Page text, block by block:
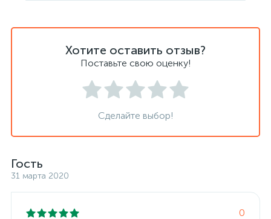
Хотите оставить отзыв?
Поставьте свою оценку!
Сделайте выбор!
Гость
31 марта 2020
0